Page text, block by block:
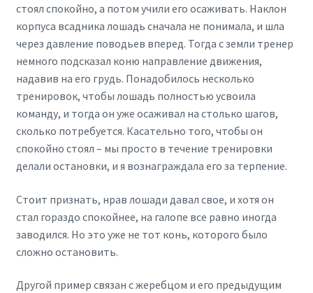
стоял спокойно, а потом учили его осаживать. Наклон
корпуса всадника лошадь сначала не понимала, и шла
через давление поводьев вперед. Тогда с земли тренер
немного подсказал коню направление движения,
надавив на его грудь. Понадобилось несколько
тренировок, чтобы лошадь полностью усвоила
команду, и тогда он уже осаживал на столько шагов,
сколько потребуется. Касательно того, чтобы он
спокойно стоял – мы просто в течение тренировки
делали остановки, и я вознаграждала его за терпение.
Стоит признать, нрав лошади давал свое, и хотя он
стал гораздо спокойнее, на галопе все равно иногда
заводился. Но это уже не тот конь, которого было
сложно остановить.
Другой пример связан с жеребцом и его предыдущим